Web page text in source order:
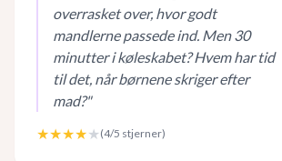
overrasket over, hvor godt
mandlerne passede ind. Men 30
minutter i køleskabet? Hvem har tid
til det, når børnene skriger efter
mad?"
★★★★★ (4/5 stjerner)